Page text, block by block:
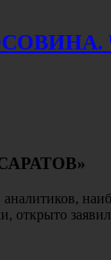
открыто